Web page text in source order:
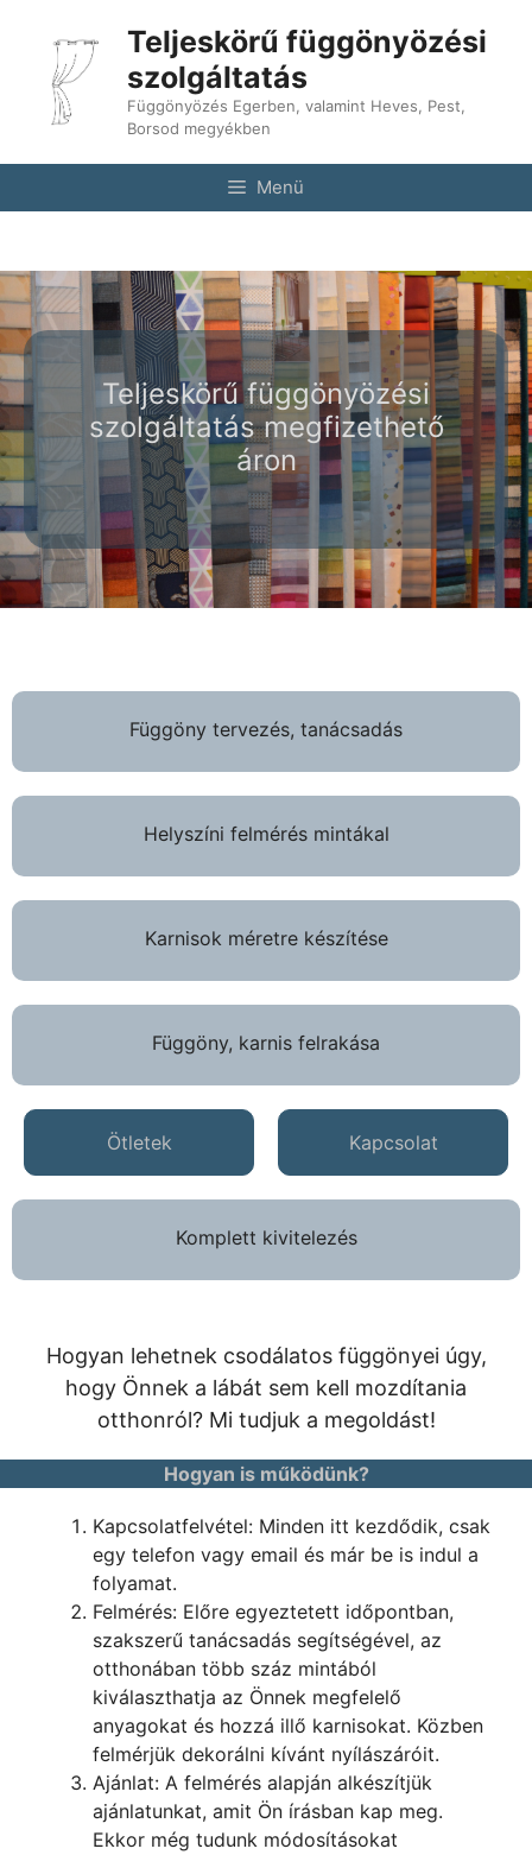
tartalomba
Teljeskörű függönyözési
szolgáltatás
Függönyözés Egerben, valamint Heves, Pest,
Borsod megyékben
Menü
Teljeskörű függönyözési
szolgáltatás megfizethető
áron
Függöny tervezés, tanácsadás
Helyszíni felmérés mintákal
Karnisok méretre készítése
Függöny, karnis felrakása
Ötletek Kapcsolat
Komplett kivitelezés
Hogyan lehetnek csodálatos függönyei úgy,
hogy Önnek a lábát sem kell mozdítania
otthonról? Mi tudjuk a megoldást!
Hogyan is működünk?
Kapcsolatfelvétel: Minden itt kezdődik, csak
egy telefon vagy email és már be is indul a
folyamat.
Felmérés: Előre egyeztetett időpontban,
szakszerű tanácsadás segítségével, az
otthonában több száz mintából
kiválaszthatja az Önnek megfelelő
anyagokat és hozzá illő karnisokat. Közben
felmérjük dekorálni kívánt nyílászáróit.
Ajánlat: A felmérés alapján alkészítjük
ajánlatunkat, amit Ön írásban kap meg.
Ekkor még tudunk módosításokat